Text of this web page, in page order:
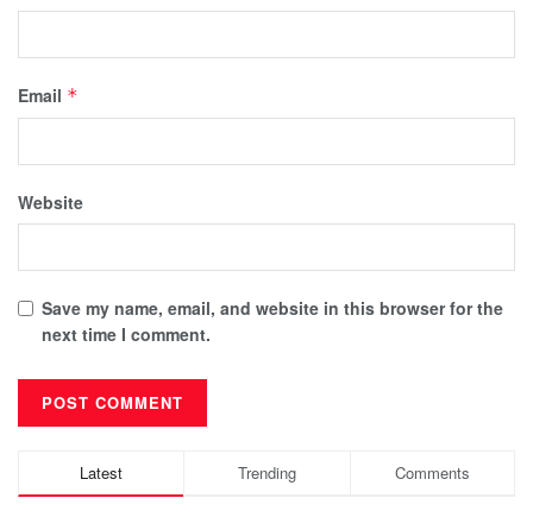
Email *
Website
Save my name, email, and website in this browser for the
next time I comment.
Latest Trending Comments